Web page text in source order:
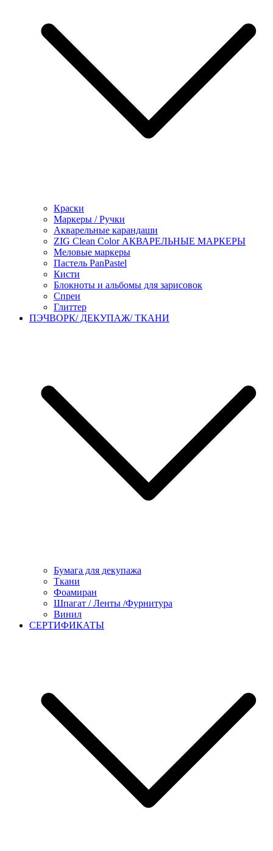
Краски
Маркеры / Ручки
Акварельные карандаши
ZIG Clean Color АКВАРЕЛЬНЫЕ МАРКЕРЫ
Меловые маркеры
Пастель PanPastel
Кисти
Блокноты и альбомы для зарисовок
Спреи
Глиттер
ПЭЧВОРК/ ДЕКУПАЖ/ ТКАНИ
Бумага для декупажа
Ткани
Фоамиран
Шпагат / Ленты /Фурнитура
Винил
СЕРТИФИКАТЫ